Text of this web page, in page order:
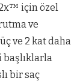
için özel
ve
ve 2 kat daha
başlıklarla
bir saç